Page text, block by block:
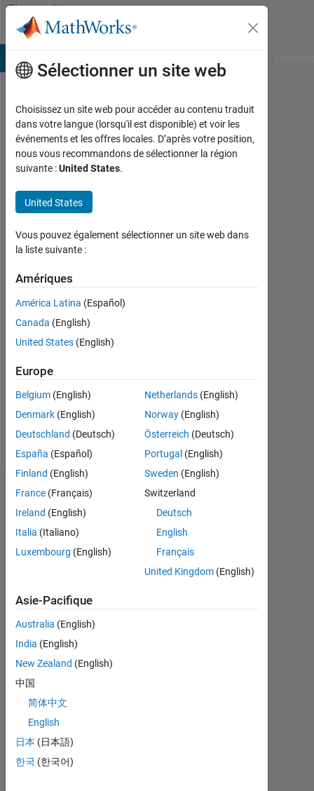
Passer au contenu
Community
Profile
Michael
Pineda
Last
plus
de 5
y a
Actif
depuis
2017
0
Following:
0
Follow
Tableau de bord
Statistiques
MATLAB Answers
CONTRIBUTIONS L
0
1
Sélectionner un site web
Choisissez un site web pour accéder au contenu traduit
dans votre langue (lorsqu'il est disponible) et voir les
événements et les offres locales. D’après votre position,
nous vous recommandons de sélectionner la région
suivante :United States.
United States
Vous pouvez également sélectionner un site web dans
la liste suivante :
Amériques
América Latina (Español)
Canada (English)
United States (English)
Europe
Belgium (English)
Denmark (English)
Deutschland (Deutsch)
España (Español)
Finland (English)
France (Français)
Ireland (English)
Italia (Italiano)
Luxembourg (English)
Netherlands(English)
Norway(English)
Österreich (Deutsch)
Portugal (English)
Sweden (English)
Switzerland
Deutsch
English
Français
United Kingdom(English)
Asie-Pacifique
Australia (English)
India (English)
New Zealand (English)
中国
简体中文
English
日本 (日本語)
한국 (한국어)